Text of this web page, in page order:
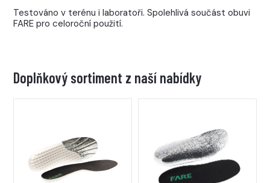
Testováno v terénu i laboratoři. Spolehlivá součást obuvi
FARE pro celoroční použití.
Doplňkový sortiment z naší nabídky